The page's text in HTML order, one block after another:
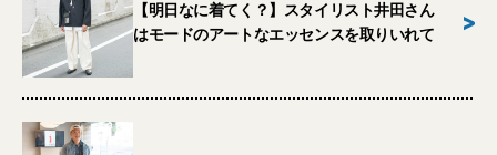
【明日なに着てく？】スタイリスト井田さん
はモードのアートなエッセンスを取りいれて
>